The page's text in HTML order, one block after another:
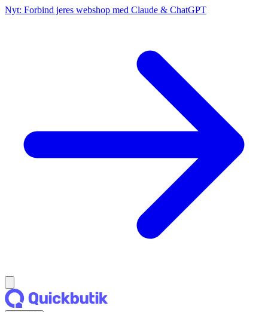
Nyt: Forbind jeres webshop med Claude & ChatGPT